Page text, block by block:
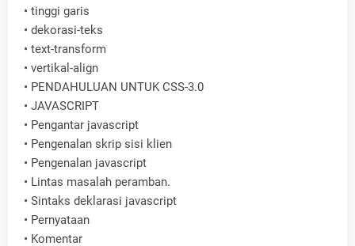
• tinggi garis
• dekorasi-teks
• text-transform
• vertikal-align
• PENDAHULUAN UNTUK CSS-3.0
• JAVASCRIPT
• Pengantar javascript
• Pengenalan skrip sisi klien
• Pengenalan javascript
• Lintas masalah peramban.
• Sintaks deklarasi javascript
• Pernyataan
• Komentar